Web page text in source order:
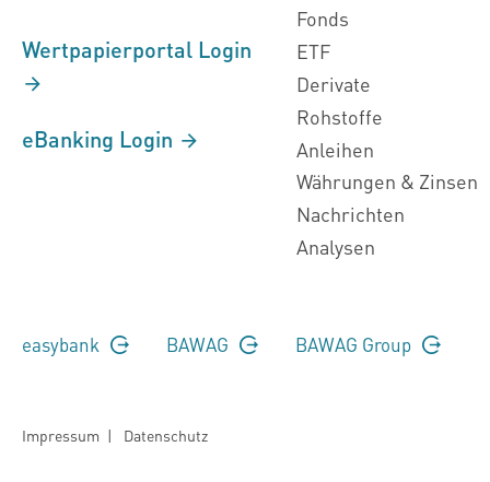
Wertpapierportal Login
eBanking Login
Fonds
ETF
Derivate
Rohstoffe
Anleihen
Währungen & Zinsen
Nachrichten
Analysen
easybank BAWAG BAWAG Group
Impressum | Datenschutz